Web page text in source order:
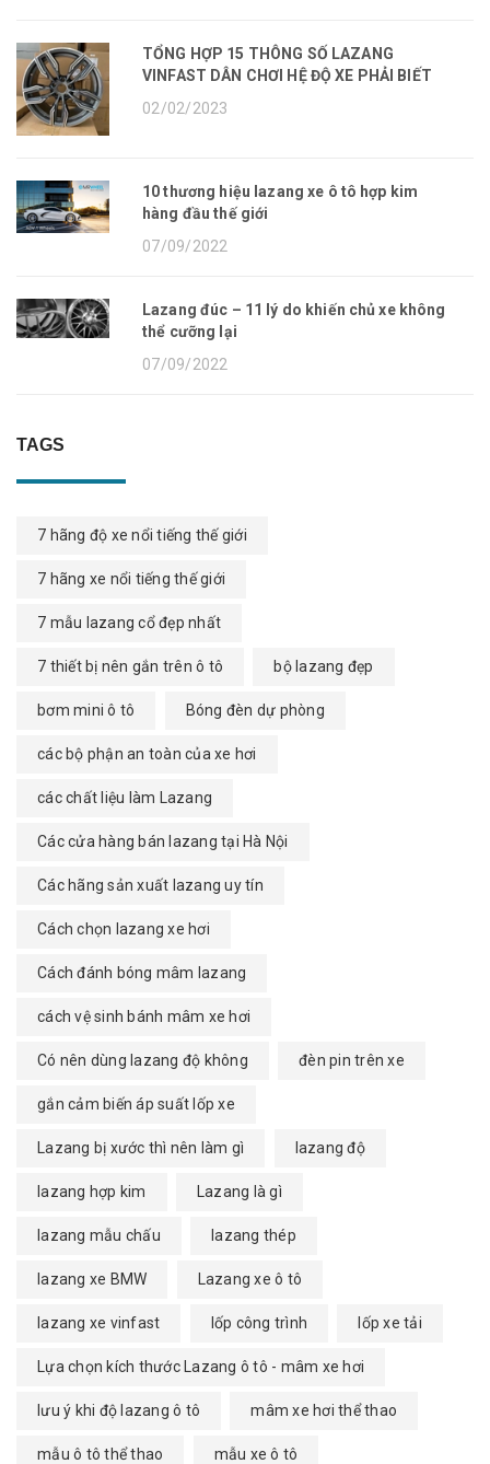
TỔNG HỢP 15 THÔNG SỐ LAZANG
VINFAST DÂN CHƠI HỆ ĐỘ XE PHẢI BIẾT
02/02/2023
10 thương hiệu lazang xe ô tô hợp kim
hàng đầu thế giới
07/09/2022
Lazang đúc – 11 lý do khiến chủ xe không
thể cưỡng lại
07/09/2022
TAGS
7 hãng độ xe nổi tiếng thế giới
7 hãng xe nổi tiếng thế giới
7 mẫu lazang cổ đẹp nhất
7 thiết bị nên gắn trên ô tô bộ lazang đẹp
bơm mini ô tô Bóng đèn dự phòng
các bộ phận an toàn của xe hơi
các chất liệu làm Lazang
Các cửa hàng bán lazang tại Hà Nội
Các hãng sản xuất lazang uy tín
Cách chọn lazang xe hơi
Cách đánh bóng mâm lazang
cách vệ sinh bánh mâm xe hơi
Có nên dùng lazang độ không đèn pin trên xe
gắn cảm biến áp suất lốp xe
Lazang bị xước thì nên làm gì lazang độ
lazang hợp kim Lazang là gì
lazang mẫu chấu lazang thép
lazang xe BMW Lazang xe ô tô
lazang xe vinfast lốp công trình lốp xe tải
Lựa chọn kích thước Lazang ô tô - mâm xe hơi
lưu ý khi độ lazang ô tô mâm xe hơi thể thao
mẫu ô tô thể thao mẫu xe ô tô